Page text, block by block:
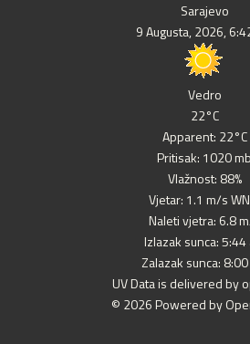
Sarajevo
9 Augusta, 2026,
Vedro
22°C
Apparent: 22°C
Pritisak: 1020 mb
Vlažnost: 88%
Vjetar: 1.1 m/s
Naleti vjetra: 6.8
Izlazak sunca: 5:44
Zalazak sunca:
UV Data is delivered by
© 2026 Powered by